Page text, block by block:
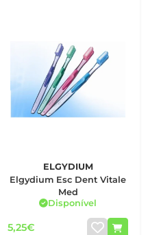
ELGYDIUM
Elgydium Esc Dent Vitale
Med
Disponível
5,25€